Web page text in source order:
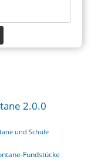
2.0.0
und Schule
Fundstücke